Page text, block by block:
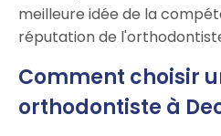
meilleure idée de la
réputation de
Comment choisir
orthodontiste à